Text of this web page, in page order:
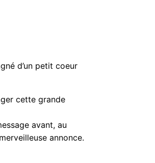
d’un petit coeur
cette grande
avant, au
annonce.